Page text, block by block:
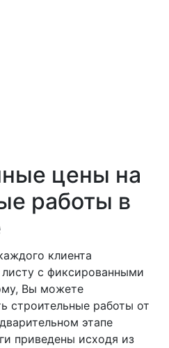
цены на
работы в
клиента
с фиксированными
Вы можете
строительные работы от
этапе
приведены исходя из